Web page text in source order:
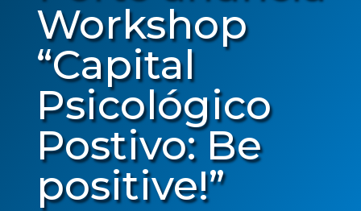
Workshop
“Capital
Psicológico
Postivo: Be
positive!”